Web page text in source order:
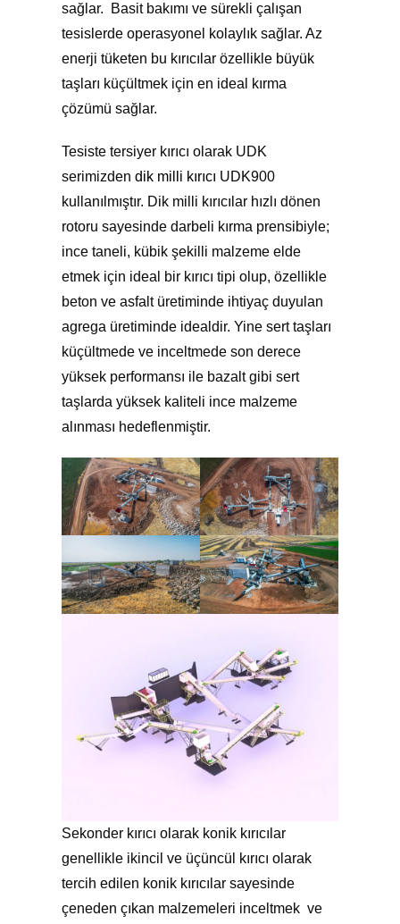
sağlar. Basit bakımı ve sürekli çalışan
tesislerde operasyonel kolaylık sağlar. Az
enerji tüketen bu kırıcılar özellikle büyük
taşları küçültmek için en ideal kırma
çözümü sağlar.
Tesiste tersiyer kırıcı olarak UDK
serimizden dik milli kırıcı UDK900
kullanılmıştır. Dik milli kırıcılar hızlı dönen
rotoru sayesinde darbeli kırma prensibiyle;
ince taneli, kübik şekilli malzeme elde
etmek için ideal bir kırıcı tipi olup, özellikle
beton ve asfalt üretiminde ihtiyaç duyulan
agrega üretiminde idealdir. Yine sert taşları
küçültmede ve inceltmede son derece
yüksek performansı ile bazalt gibi sert
taşlarda yüksek kaliteli ince malzeme
alınması hedeflenmiştir.
Sekonder kırıcı olarak konik kırıcılar
genellikle ikincil ve üçüncül kırıcı olarak
tercih edilen konik kırıcılar sayesinde
çeneden çıkan malzemeleri inceltmek ve